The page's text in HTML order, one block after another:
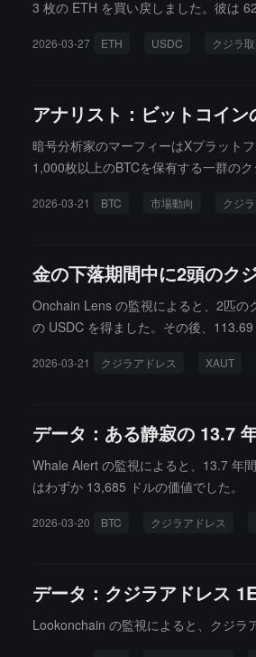
3 枚の ETH を買い戻しました。彼は
2026-03-27 ETH USDC クジラ
アナリスト：ビットコイ
暗号分析家のマーフィーはXプラット
1,000枚以上のBTCを保有する一群の
付け後の回転売却です。ストラテジー
2026-03-21 BTC 市場動向 クジ
金の下落期間中に2頭のク
Onchain Lens の監視によると、2匹の
の USDC を得ました。その後、
2026-03-21 クジラアドレス XAUT
データ：ある静寂の 13.7
Whale Alert の監視によると、13.7 年
はわずか 13,685 ドルの価値でした。
2026-03-20 BTC クジラアドレス
データ：クジラアドレス
Lookonchain の監視によると、クジラ